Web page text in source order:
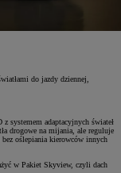
do jazdy dziennej,
systemem adaptacyjnych świateł
drogowe na mijania, ale reguluje
bez oślepiania kierowców innych
w Pakiet Skyview, czyli dach